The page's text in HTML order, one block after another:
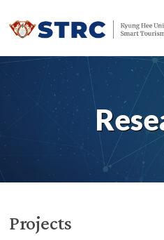
Projects